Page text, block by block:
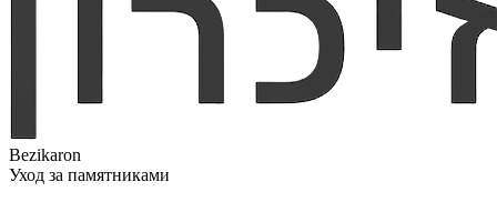
Bezikaron
Уход за памятниками